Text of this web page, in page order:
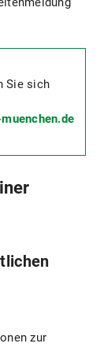
unter "03
die
gerne
Sie sich
zur